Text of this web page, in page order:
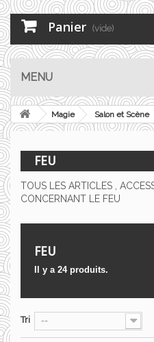
Panier (vide)
MENU
Magie Salon et Scène
FEU
TOUS LES ARTICLES ,
CONCERNANT LE FEU
FEU
Il y a 24 produits.
Tri --